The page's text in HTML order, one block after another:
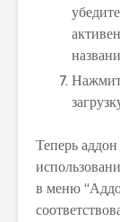
Теперь
в меню